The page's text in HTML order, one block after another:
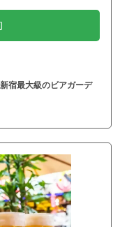
宿最大級のビアガーデ